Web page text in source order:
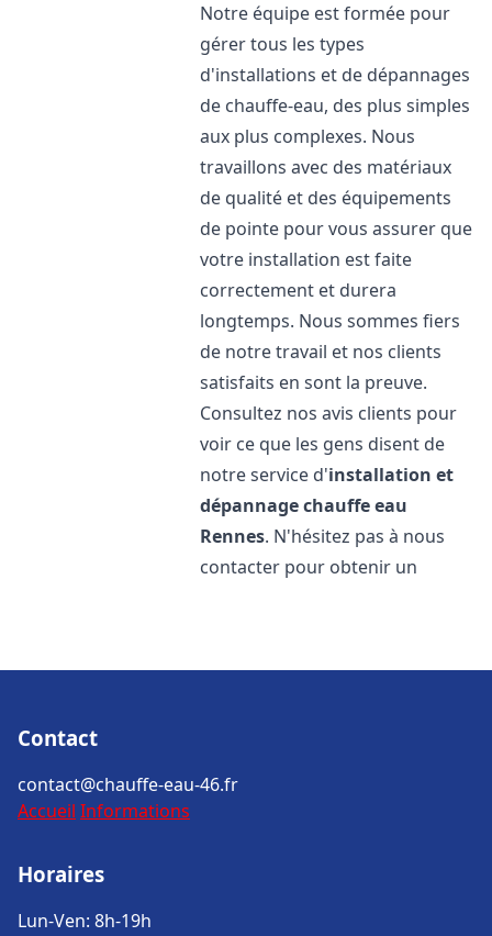
Notre équipe est formée pour
gérer tous les types
d'installations et de dépannages
de chauffe-eau, des plus simples
aux plus complexes. Nous
travaillons avec des matériaux
de qualité et des équipements
de pointe pour vous assurer que
votre installation est faite
correctement et durera
longtemps. Nous sommes fiers
de notre travail et nos clients
satisfaits en sont la preuve.
Consultez nos avis clients pour
voir ce que les gens disent de
notre service d'installation et
dépannage chauffe eau
Rennes. N'hésitez pas à nous
contacter pour obtenir un
Contact
contact@chauffe-eau-46.fr
Accueil Informations
Horaires
Lun-Ven: 8h-19h